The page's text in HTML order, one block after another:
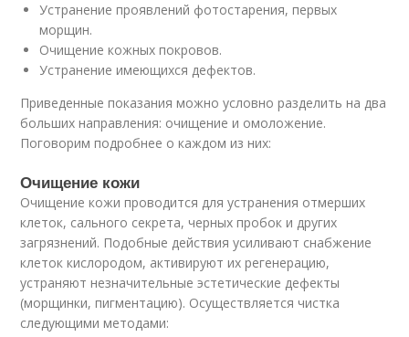
Устранение проявлений фотостарения, первых
морщин.
Очищение кожных покровов.
Устранение имеющихся дефектов.
Приведенные показания можно условно разделить на два
больших направления: очищение и омоложение.
Поговорим подробнее о каждом из них:
Очищение кожи
Очищение кожи проводится для устранения отмерших
клеток, сального секрета, черных пробок и других
загрязнений. Подобные действия усиливают снабжение
клеток кислородом, активируют их регенерацию,
устраняют незначительные эстетические дефекты
(морщинки, пигментацию). Осуществляется чистка
следующими методами: